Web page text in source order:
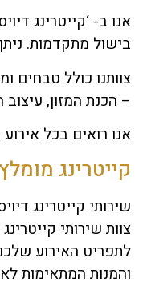
אנו ב- ‘קייטרינג
בישול מתקדמות.
צוותנו כולל טבחים
– הכנת המזון,
אנו רואים בכל
קייטרינג
שירותי קייטרינג
צוות שירותי
לתפריט האירוע
והמנות המתאימות